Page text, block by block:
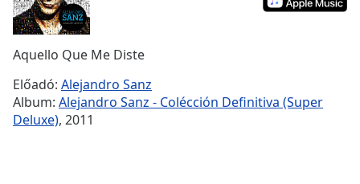
Time-
Playback
Rate
Aquello Que Me Diste
Előadó: Alejandro Sanz
Album: Alejandro Sanz - Colécción Definitiva (Super
Deluxe), 2011